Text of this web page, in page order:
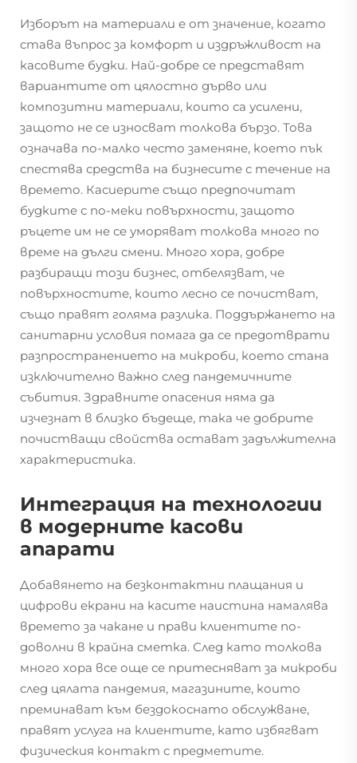
Изборът на материали е от значение, когато
става въпрос за комфорт и издръжливост на
касовите будки. Най-добре се представят
вариантите от цялостно дърво или
композитни материали, които са усилени,
защото не се износват толкова бързо. Това
означава по-малко често заменяне, което пък
спестява средства на бизнесите с течение на
времето. Касиерите също предпочитат
будките с по-меки повърхности, защото
ръцете им не се уморяват толкова много по
време на дълги смени. Много хора, добре
разбиращи този бизнес, отбелязват, че
повърхностите, които лесно се почистват,
също правят голяма разлика. Поддържането на
санитарни условия помага да се предотврати
разпространението на микроби, което стана
изключително важно след пандемичните
събития. Здравните опасения няма да
изчезнат в близко бъдеще, така че добрите
почистващи свойства остават задължителна
характеристика.
Интеграция на технологии
в модерните касови
апарати
Добавянето на безконтактни плащания и
цифрови екрани на касите наистина намалява
времето за чакане и прави клиентите по-
доволни в крайна сметка. След като толкова
много хора все още се притесняват за микроби
след цялата пандемия, магазините, които
преминават към бездокоснато обслужване,
правят услуга на клиентите, като избягват
физическия контакт с предметите.